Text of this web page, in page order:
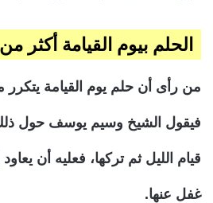
الحلم بيوم القيامة أكثر
من رأى أن حلم يوم القيامة
فيقول الشيخ وسيم يوسف حول
قيام الليل ثم تركها، فعليه أن
غفل عنها.